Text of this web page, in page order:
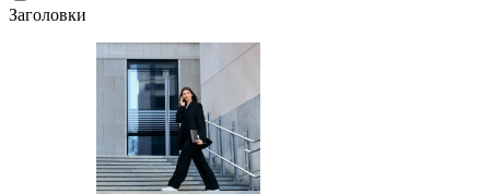
Заголовки